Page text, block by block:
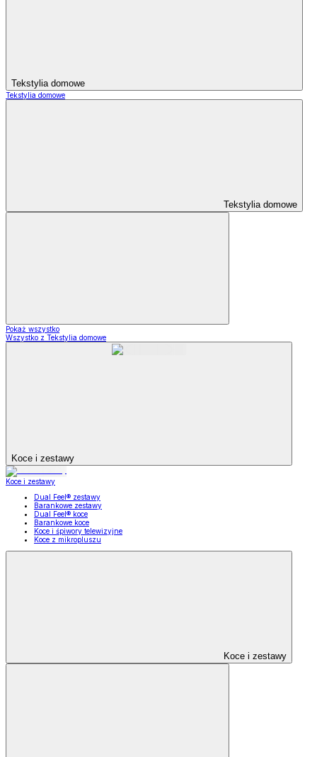
Tekstylia domowe
Tekstylia domowe
Tekstylia domowe
Pokaż wszystko
Wszystko z Tekstylia domowe
Koce i zestawy
Koce i zestawy
Dual Feel® zestawy
Barankowe zestawy
Dual Feel® koce
Barankowe koce
Koce i śpiwory telewizyjne
Koce z mikropluszu
Koce i zestawy